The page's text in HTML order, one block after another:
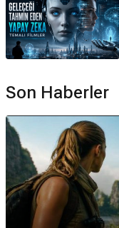
Son Haberler